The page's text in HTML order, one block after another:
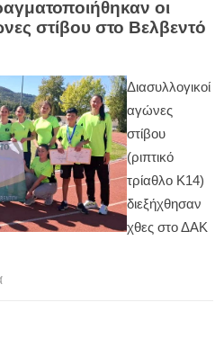
οι
στίβου στο Βελβεντό
Διασυλλογικοί
αγώνες
στίβου
(ριπτικό
τρίαθλο Κ14)
διεξήχθησαν
χθες στο ΔΑΚ